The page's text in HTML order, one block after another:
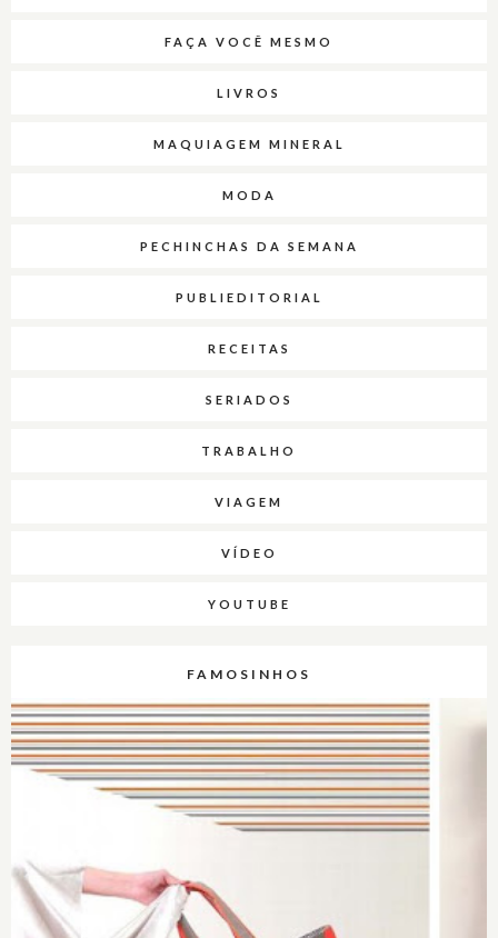
FAÇA VOCÊ MESMO
LIVROS
MAQUIAGEM MINERAL
MODA
PECHINCHAS DA SEMANA
PUBLIEDITORIAL
RECEITAS
SERIADOS
TRABALHO
VIAGEM
VÍDEO
YOUTUBE
FAMOSINHOS